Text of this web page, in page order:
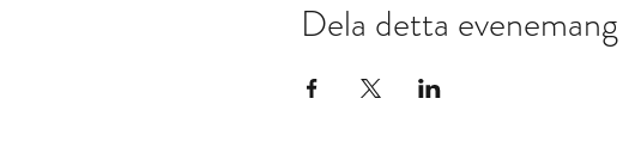
Dela detta evenemang